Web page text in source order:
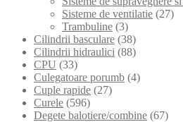
Sisteme de ventilatie (27)
Trambuline (3)
Cilindrii basculare (38)
Cilindrii hidraulici (88)
CPU (33)
Culegatoare porumb (4)
Cuple rapide (27)
Curele (596)
Degete balotiere/combine (67)